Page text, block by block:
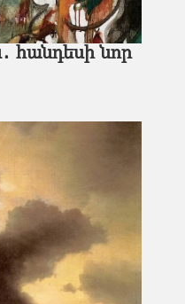
հանդեսի նոր